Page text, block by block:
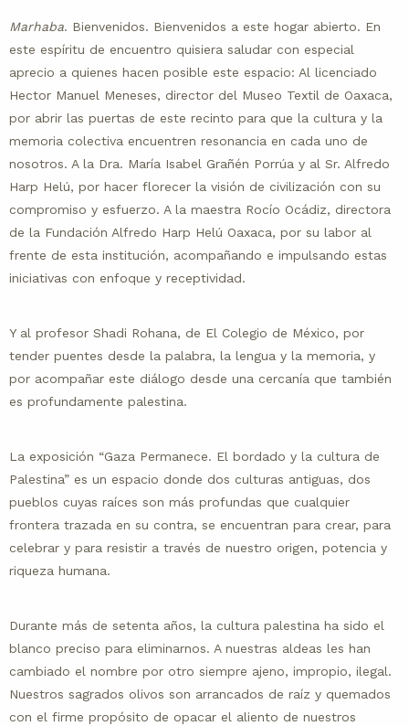
Marhaba. Bienvenidos. Bienvenidos a este hogar abierto. En
este espíritu de encuentro quisiera saludar con especial
aprecio a quienes hacen posible este espacio: Al licenciado
Hector Manuel Meneses, director del Museo Textil de Oaxaca,
por abrir las puertas de este recinto para que la cultura y la
memoria colectiva encuentren resonancia en cada uno de
nosotros. A la Dra. María Isabel Grañén Porrúa y al Sr. Alfredo
Harp Helú, por hacer florecer la visión de civilización con su
compromiso y esfuerzo. A la maestra Rocío Ocádiz, directora
de la Fundación Alfredo Harp Helú Oaxaca, por su labor al
frente de esta institución, acompañando e impulsando estas
iniciativas con enfoque y receptividad.
Y al profesor Shadi Rohana, de El Colegio de México, por
tender puentes desde la palabra, la lengua y la memoria, y
por acompañar este diálogo desde una cercanía que también
es profundamente palestina.
La exposición “Gaza Permanece. El bordado y la cultura de
Palestina” es un espacio donde dos culturas antiguas, dos
pueblos cuyas raíces son más profundas que cualquier
frontera trazada en su contra, se encuentran para crear, para
celebrar y para resistir a través de nuestro origen, potencia y
riqueza humana.
Durante más de setenta años, la cultura palestina ha sido el
blanco preciso para eliminarnos. A nuestras aldeas les han
cambiado el nombre por otro siempre ajeno, impropio, ilegal.
Nuestros sagrados olivos son arrancados de raíz y quemados
con el firme propósito de opacar el aliento de nuestros